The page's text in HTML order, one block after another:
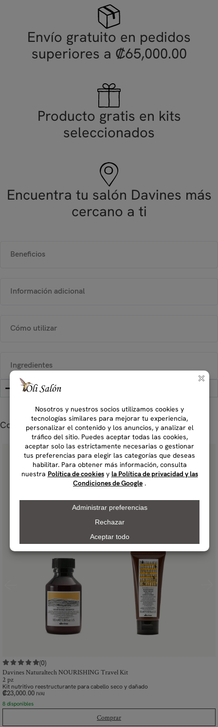
Envío gratuito en pedidos
superiores a ₡65,000.00
Producto gratis en kits
seleccionados
Encuentra tu salón Davines más
cercano a ti
Beneficios
Información adicional
Cómo utilizar
Ingredientes
Complete su rutina...
(0)
Davines Naturaltech NOURISHING Travel Kit
2 pz
Kit nutritivo reestructurante para cabello seco y dañado
₡23,000.00 IVAI
8 disponibles
Comprar